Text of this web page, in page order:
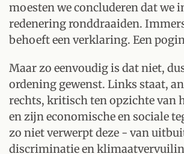
moesten we concluderen dat we
redenering ronddraaiden.
behoeft een verklaring. Een
Maar zo eenvoudig is dat niet,
ordening gewenst. Links staat,
rechts, kritisch ten opzichte van
en zijn economische en sociale
zo niet verwerpt deze - van
discriminatie en